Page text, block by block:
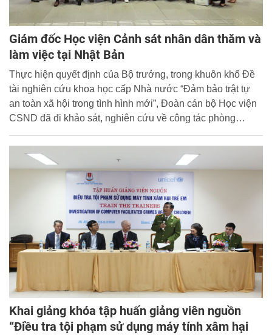
Giám đốc Học viện Cảnh sát nhân dân thăm và
làm việc tại Nhật Bản
Thực hiện quyết định của Bộ trưởng, trong khuôn khổ Đề
tài nghiên cứu khoa học cấp Nhà nước “Đảm bảo trật tự
an toàn xã hội trong tình hình mới”, Đoàn cán bộ Học viện
CSND đã đi khảo sát, nghiên cứu về công tác phòng
17/05/2016 - 21/05/2016. Đoàn do đồng chí Trung tướng
GS.TS Nguyễn Xuân Yêm, Giám đốc Học viện, Chủ nhiệm
Đề tài dẫn đầu.
Khai giảng khóa tập huấn giảng viên nguồn
“Điều tra tội phạm sử dụng máy tính xâm hại